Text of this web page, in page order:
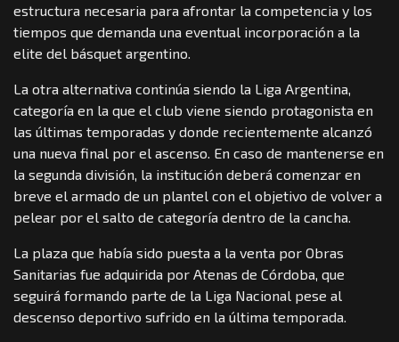
estructura necesaria para afrontar la competencia y los
tiempos que demanda una eventual incorporación a la
elite del básquet argentino.
La otra alternativa continúa siendo la Liga Argentina,
categoría en la que el club viene siendo protagonista en
las últimas temporadas y donde recientemente alcanzó
una nueva final por el ascenso. En caso de mantenerse en
la segunda división, la institución deberá comenzar en
breve el armado de un plantel con el objetivo de volver a
pelear por el salto de categoría dentro de la cancha.
La plaza que había sido puesta a la venta por Obras
Sanitarias fue adquirida por Atenas de Córdoba, que
seguirá formando parte de la Liga Nacional pese al
descenso deportivo sufrido en la última temporada.